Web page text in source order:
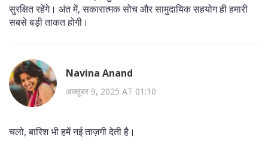
सुरक्षित रहेंगे। अंत में, सकारात्मक सोच और सामुदायिक सहयोग ही हमारी
सबसे बड़ी ताकत होगी।
Navina Anand
अक्तूबर 9, 2025 AT 01:10
चलो, बारिश भी हमें नई ताज़गी देती है।